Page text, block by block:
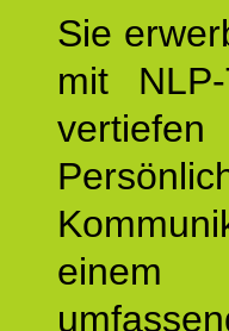
Sie
mit
vertiefen
einem